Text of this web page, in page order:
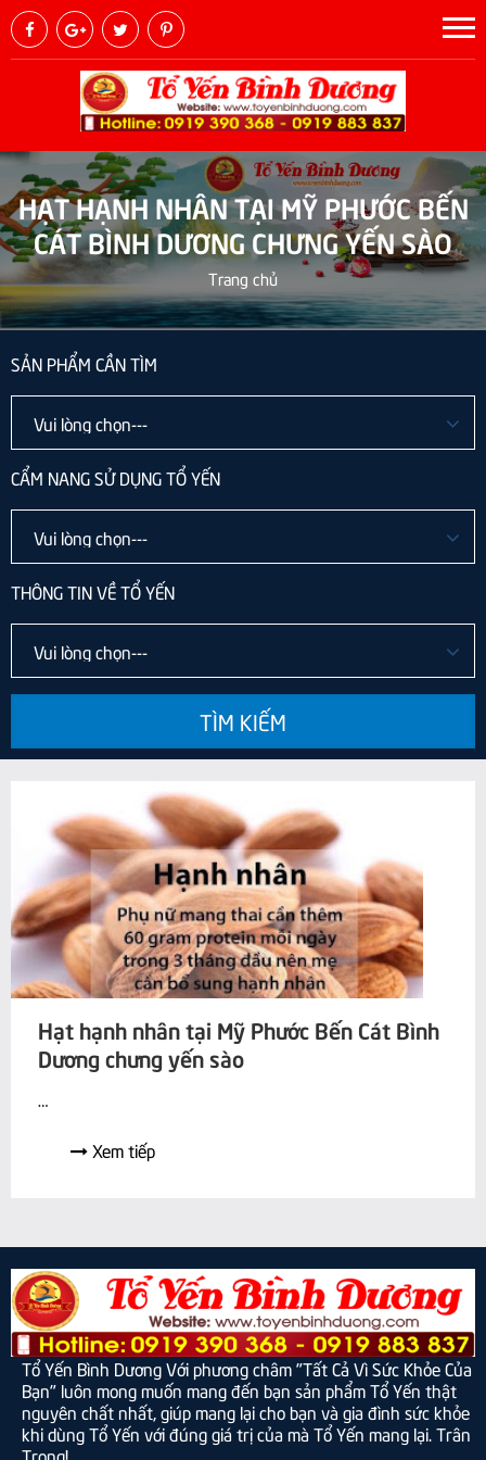
HẠT HẠNH NHÂN TẠI MỸ PHƯỚC BẾN
CÁT BÌNH DƯƠNG CHƯNG YẾN SÀO
Trang chủ
SẢN PHẨM CẦN TÌM
CẨM NANG SỬ DỤNG TỔ YẾN
THÔNG TIN VỀ TỔ YẾN
TÌM KIẾM
Hạt hạnh nhân tại Mỹ Phước Bến Cát Bình
Dương chưng yến sào
Xem tiếp
Tổ Yến Bình Dương Với phương châm "Tất Cả Vì Sức Khỏe Của
Bạn" luôn mong muốn mang đến bạn sản phẩm Tổ Yến thật
nguyên chất nhất, giúp mang lại cho bạn và gia đình sức khỏe
khi dùng Tổ Yến với đúng giá trị của mà Tổ Yến mang lại. Trân
Trọng!